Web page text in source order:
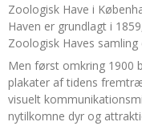
Zoologisk Have i
Haven er grundlagt i
Zoologisk Haves samling
Men først omkring 1900
plakater af tidens
visuelt
nytilkomne dyr og